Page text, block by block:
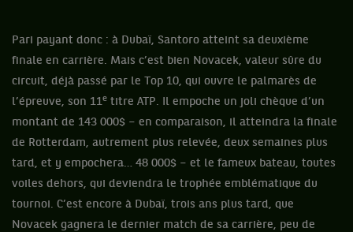
Pari payant donc : à Dubaï, Santoro atteint sa deuxième
finale en carrière. Mais c’est bien Novacek, valeur sûre du
circuit, déjà passé par le Top 10, qui ouvre le palmarès de
l’épreuve, son 11e titre ATP. Il empoche un joli chèque d’un
montant de 143 000$ – en comparaison, il atteindra la finale
de Rotterdam, autrement plus relevée, deux semaines plus
tard, et y empochera… 48 000$ – et le fameux bateau, toutes
voiles dehors, qui deviendra le trophée emblématique du
tournoi. C’est encore à Dubaï, trois ans plus tard, que
Novacek gagnera le dernier match de sa carrière, peu de